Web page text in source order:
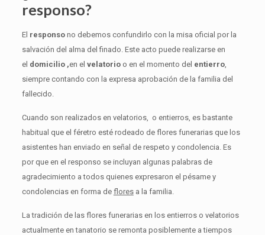
responso?
El responsono debemos confundirlo con la misa oficial por la
salvación del alma del finado. Este acto puede realizarse en
el domicilio ,en el velatorioo en el momento del entierro,
siempre contando con la expresa aprobación de la familia del
fallecido.
Cuando son realizados en velatorios, o entierros, es bastante
habitual que el féretro esté rodeado de flores funerarias que los
asistentes han enviado en señal de respeto y condolencia. Es
por que en el responso se incluyan algunas palabras de
agradecimiento a todos quienes expresaron el pésame y
condolencias en forma de floresa la familia.
La tradición de las flores funerarias en los entierros o velatorios
actualmente en tanatorio se remonta posiblemente a tiempos